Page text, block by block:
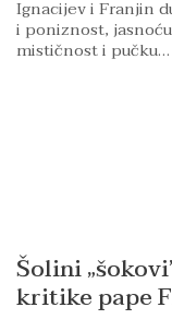
Ignacijev i Franjin
i poniznost,
mističnost i pučku…
Šolini
kritike pape